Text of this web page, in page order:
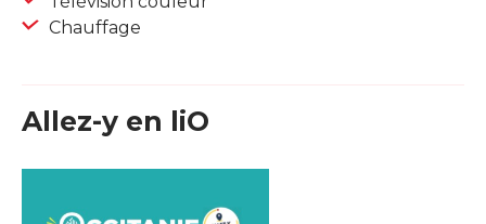
Chauffage
Allez-y en liO